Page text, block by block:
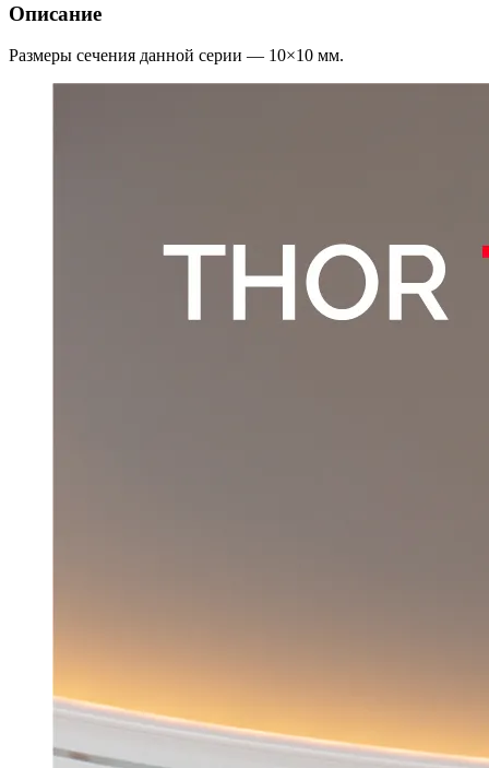
Описание
Размеры сечения данной серии — 10×10 мм.